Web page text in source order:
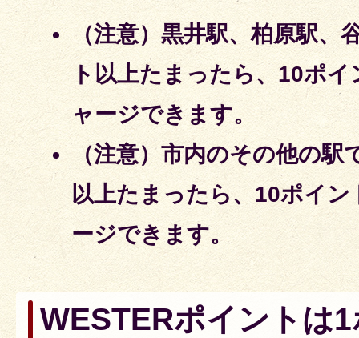
（注意）黒井駅、柏原駅、
ト以上たまったら、10ポ
ャージできます。
（注意）市内のその他の
以上たまったら、10ポイ
ージできます。
WESTERポイントは